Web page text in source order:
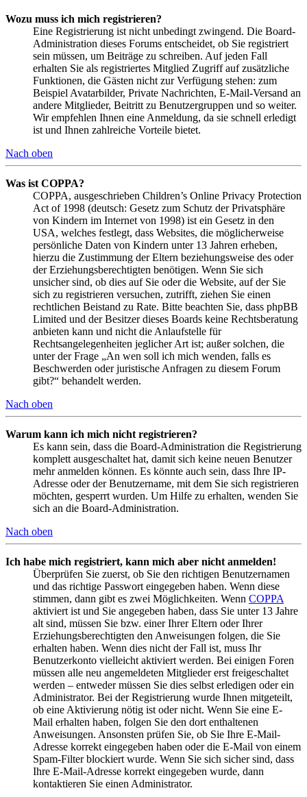
Wozu muss ich mich registrieren?
Eine Registrierung ist nicht unbedingt zwingend. Die Board-
Administration dieses Forums entscheidet, ob Sie registriert
sein müssen, um Beiträge zu schreiben. Auf jeden Fall
erhalten Sie als registriertes Mitglied Zugriff auf zusätzliche
Funktionen, die Gästen nicht zur Verfügung stehen: zum
Beispiel Avatarbilder, Private Nachrichten, E-Mail-Versand an
andere Mitglieder, Beitritt zu Benutzergruppen und so weiter.
Wir empfehlen Ihnen eine Anmeldung, da sie schnell erledigt
ist und Ihnen zahlreiche Vorteile bietet.
Nach oben
Was ist COPPA?
COPPA, ausgeschrieben Children’s Online Privacy Protection
Act of 1998 (deutsch: Gesetz zum Schutz der Privatsphäre
von Kindern im Internet von 1998) ist ein Gesetz in den
USA, welches festlegt, dass Websites, die möglicherweise
persönliche Daten von Kindern unter 13 Jahren erheben,
hierzu die Zustimmung der Eltern beziehungsweise des oder
der Erziehungsberechtigten benötigen. Wenn Sie sich
unsicher sind, ob dies auf Sie oder die Website, auf der Sie
sich zu registrieren versuchen, zutrifft, ziehen Sie einen
rechtlichen Beistand zu Rate. Bitte beachten Sie, dass phpBB
Limited und der Besitzer dieses Boards keine Rechtsberatung
anbieten kann und nicht die Anlaufstelle für
Rechtsangelegenheiten jeglicher Art ist; außer solchen, die
unter der Frage „An wen soll ich mich wenden, falls es
Beschwerden oder juristische Anfragen zu diesem Forum
gibt?“ behandelt werden.
Nach oben
Warum kann ich mich nicht registrieren?
Es kann sein, dass die Board-Administration die Registrierung
komplett ausgeschaltet hat, damit sich keine neuen Benutzer
mehr anmelden können. Es könnte auch sein, dass Ihre IP-
Adresse oder der Benutzername, mit dem Sie sich registrieren
möchten, gesperrt wurden. Um Hilfe zu erhalten, wenden Sie
sich an die Board-Administration.
Nach oben
Ich habe mich registriert, kann mich aber nicht anmelden!
Überprüfen Sie zuerst, ob Sie den richtigen Benutzernamen
und das richtige Passwort eingegeben haben. Wenn diese
stimmen, dann gibt es zwei Möglichkeiten. Wenn COPPA
aktiviert ist und Sie angegeben haben, dass Sie unter 13 Jahre
alt sind, müssen Sie bzw. einer Ihrer Eltern oder Ihrer
Erziehungsberechtigten den Anweisungen folgen, die Sie
erhalten haben. Wenn dies nicht der Fall ist, muss Ihr
Benutzerkonto vielleicht aktiviert werden. Bei einigen Foren
müssen alle neu angemeldeten Mitglieder erst freigeschaltet
werden – entweder müssen Sie dies selbst erledigen oder ein
Administrator. Bei der Registrierung wurde Ihnen mitgeteilt,
ob eine Aktivierung nötig ist oder nicht. Wenn Sie eine E-
Mail erhalten haben, folgen Sie den dort enthaltenen
Anweisungen. Ansonsten prüfen Sie, ob Sie Ihre E-Mail-
Adresse korrekt eingegeben haben oder die E-Mail von einem
Spam-Filter blockiert wurde. Wenn Sie sich sicher sind, dass
Ihre E-Mail-Adresse korrekt eingegeben wurde, dann
kontaktieren Sie einen Administrator.